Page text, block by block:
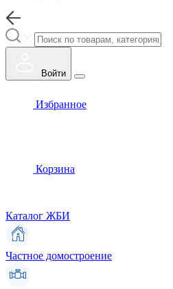
Войти
Избранное
Корзина
Каталог ЖБИ
Частное домостроение